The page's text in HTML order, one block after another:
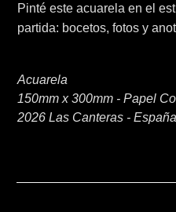
Pinté este acuarela en el
partida: bocetos, fotos y
Acuarela
150mm x 300mm - Papel
2026 Las Canteras - España